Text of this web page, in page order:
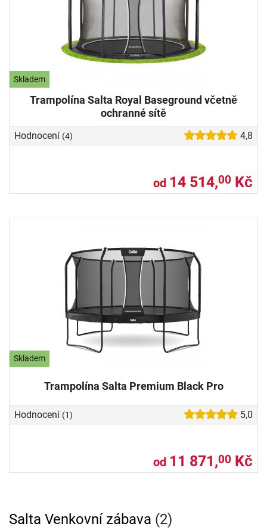
Skladem
Trampolína Salta Royal Baseground včetně
ochranné sítě
Hodnocení (4) 4,8
od 14 514,00 Kč
Skladem
Trampolína Salta Premium Black Pro
Hodnocení (1) 5,0
od 11 871,00 Kč
Salta Venkovní zábava (2)